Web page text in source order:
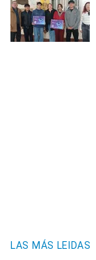
LAS MÁS LEIDAS